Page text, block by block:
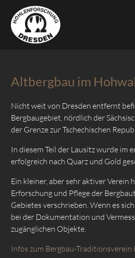
Altbergbau im
Nicht weit von Dresden entfernt
Bergbaugebiet, nördlich der
der Grenze zur Tschechischen
In diesem Teil der Lausitz wurde im
erfolgreich nach Quarz und Gold
Ein kleiner, aber sehr aktiver Verein
Erforschung und Pflege der
Gebietes verschrieben. Wenn es
bei der Dokumentation und
zugänglichen Objekte.
Infos zum Bergbau-Traditionsverein